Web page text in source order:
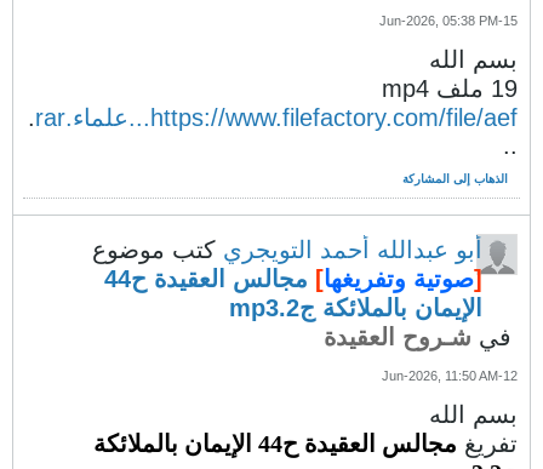
15-Jun-2026, 05:38 PM
بسم الله
19 ملف mp4
https://www.filefactory.com/file/aef...علماء.rar
.
..
الذهاب إلى المشاركة
أبو عبدالله أحمد التويجري كتب موضوع
[صوتية وتفريغها]
مجالس العقيدة ح44
الإيمان بالملائكة ج2.mp3
في شـروح العقيدة
12-Jun-2026, 11:50 AM
بسم الله
تفريغ
مجالس العقيدة ح44 الإيمان بالملائكة